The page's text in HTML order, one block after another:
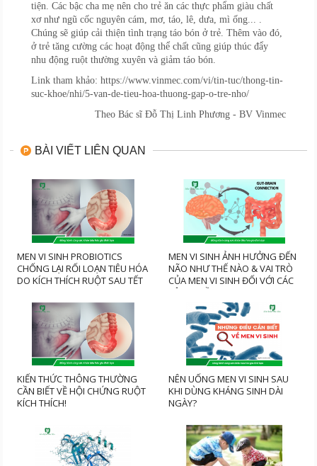
tiện. Các bậc cha mẹ nên cho trẻ ăn các thực phẩm giàu chất
xơ như ngũ cốc nguyên cám, mơ, táo, lê, dưa, mì ống... .
Chúng sẽ giúp cải thiện tình trạng táo bón ở trẻ. Thêm vào đó,
ở trẻ tăng cường các hoạt động thể chất cũng giúp thúc đẩy
nhu động ruột thường xuyên và giảm táo bón.
Link tham khảo: https://www.vinmec.com/vi/tin-tuc/thong-tin-
suc-khoe/nhi/5-van-de-tieu-hoa-thuong-gap-o-tre-nho/
Theo Bác sĩ Đỗ Thị Linh Phương- BV Vinmec
BÀI VIẾT LIÊN QUAN
MEN VI SINH PROBIOTICS
CHỐNG LẠI RỐI LOẠN TIÊU HÓA
DO KÍCH THÍCH RUỘT SAU TẾT
MEN VI SINH ẢNH HƯỞNG ĐẾN
NÃO NHƯ THẾ NÀO & VAI TRÒ
CỦA MEN VI SINH ĐỐI VỚI CÁC
BỆNH THẦN KINH
KIẾN THỨC THÔNG THƯỜNG
CẦN BIẾT VỀ HỘI CHỨNG RUỘT
KÍCH THÍCH!
NÊN UỐNG MEN VI SINH SAU
KHI DÙNG KHÁNG SINH DÀI
NGÀY?